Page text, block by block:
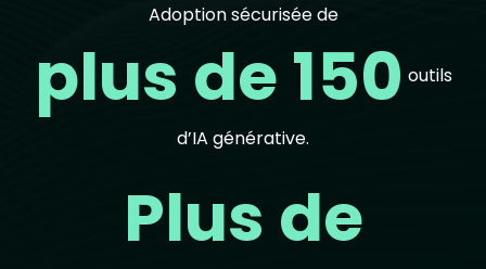
Adoption sécurisée de
plus de 150 outils
d’IA générative.
Plus de